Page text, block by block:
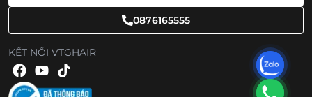
0876165555
KẾT NỐI VTGHAIR